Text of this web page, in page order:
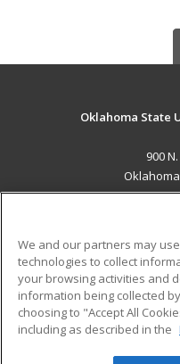
Oklahoma State
900
Oklahoma
Military
Financial Assistance
Help
We and our partners may
technologies to collect
your browsing activities and
information being collected
choosing to "Accept All
including as described in the